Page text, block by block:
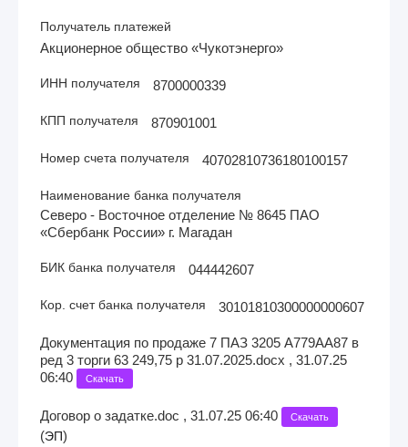
Получатель платежей
Акционерное общество «Чукотэнерго»
ИНН получателя 8700000339
КПП получателя 870901001
Номер счета получателя 40702810736180100157
Наименование банка получателя
Северо - Восточное отделение № 8645 ПАО
«Сбербанк России» г. Магадан
БИК банка получателя 044442607
Кор. счет банка получателя 30101810300000000607
Документация по продаже 7 ПАЗ 3205 А779АА87 в
ред 3 торги 63 249,75 р 31.07.2025.docx , 31.07.25
06:40
Скачать
Договор о задатке.doc , 31.07.25 06:40 Скачать
(ЭП)